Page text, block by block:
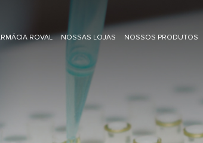
ROVAL NOSSAS LOJAS NOSSOS PRODUTOS